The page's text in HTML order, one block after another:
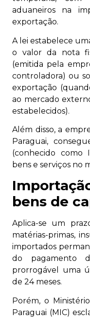
aduaneiros na
exportação.
A lei estabelece
o valor da nota
(emitida pela
controladora) ou
exportação
ao mercado
estabelecidos).
Além disso, a
Paraguai,
(conhecido como
bens e serviços no
bens de
Aplica-se um
matérias-primas,
importados
do pagamento
prorrogável uma
de 24 meses.
Porém, o
Paraguai (MIC)